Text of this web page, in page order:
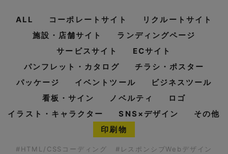
ALL コーポレートサイト
リクルートサイト
施設・店舗サイト
ランディングページ
サービスサイト
ECサイト
パンフレット・カタログ
チラシ・ポスター
パッケージ
イベントツール
ビジネスツール
看板・サイン
ノベルティ
ロゴ
イラスト・キャラクター
SNS×デザイン
その他
印刷物
#HTML/CSSコーディング
#レスポンシブWebデザイン